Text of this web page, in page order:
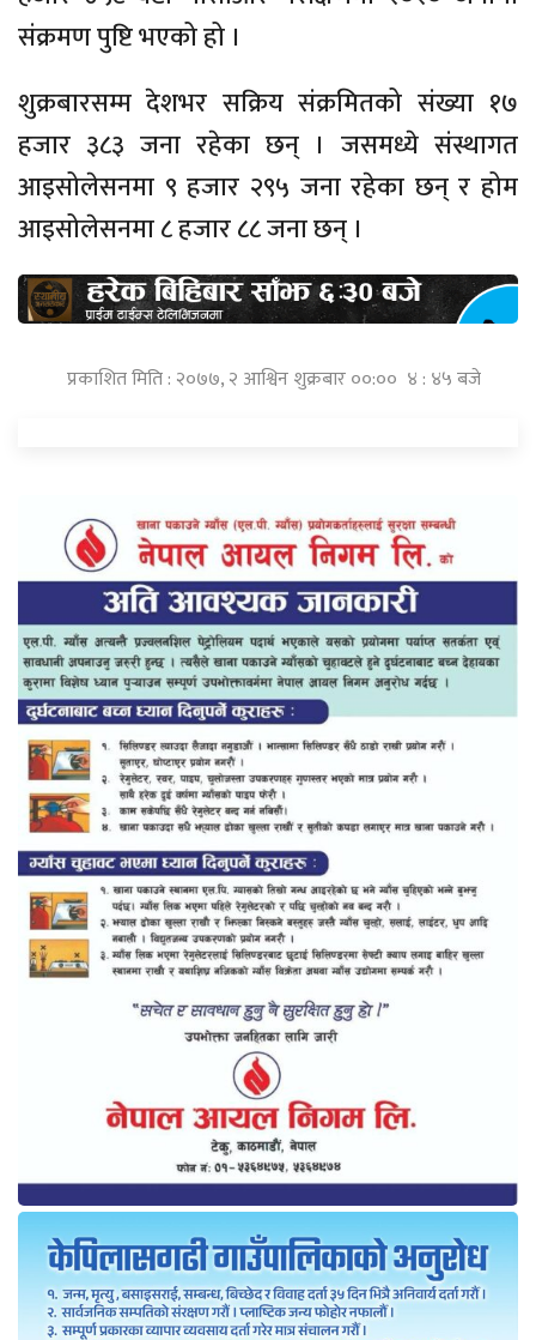
संक्रमण पुष्टि भएको हो ।
शुक्रबारसम्म देशभर सक्रिय संक्रमितको संख्या १७
हजार ३८३ जना रहेका छन् । जसमध्ये संस्थागत
आइसोलेसनमा ९ हजार २९५ जना रहेका छन् र होम
आइसोलेसनमा ८ हजार ८८ जना छन् ।
प्रकाशित मिति : २०७७, २ आश्विन शुक्रबार ००:०० ४ : ४५ बजे